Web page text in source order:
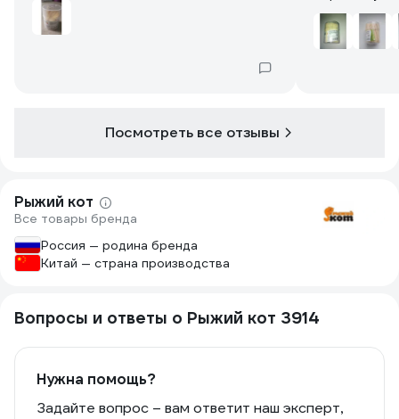
Посмотреть все отзывы
Рыжий кот
Все товары бренда
Россия — родина бренда
Китай — страна производства
Вопросы и ответы о Рыжий кот 3914
Нужна помощь?
Задайте вопрос – вам ответит наш эксперт,